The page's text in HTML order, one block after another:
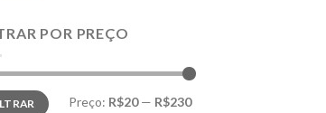
POR PREÇO
Preço: R$20— R$230